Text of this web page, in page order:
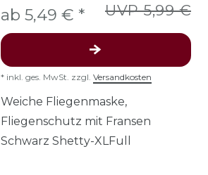
UVP 5,99 €
ab 5,49 € *
* inkl. ges. MwSt. zzgl. Versandkosten
Weiche Fliegenmaske,
Fliegenschutz mit Fransen
Schwarz Shetty-XLFull